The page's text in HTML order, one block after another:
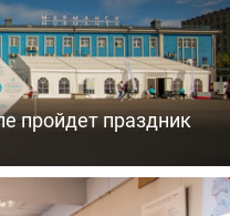
пройдет праздник